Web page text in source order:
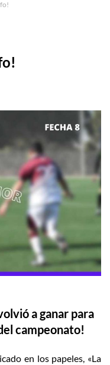
a ganar para
campeonato!
en los papeles, «La